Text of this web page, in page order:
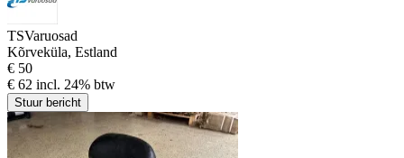
TSVaruosad
Kõrveküla, Estland
€ 50
€ 62 incl. 24% btw
Stuur bericht